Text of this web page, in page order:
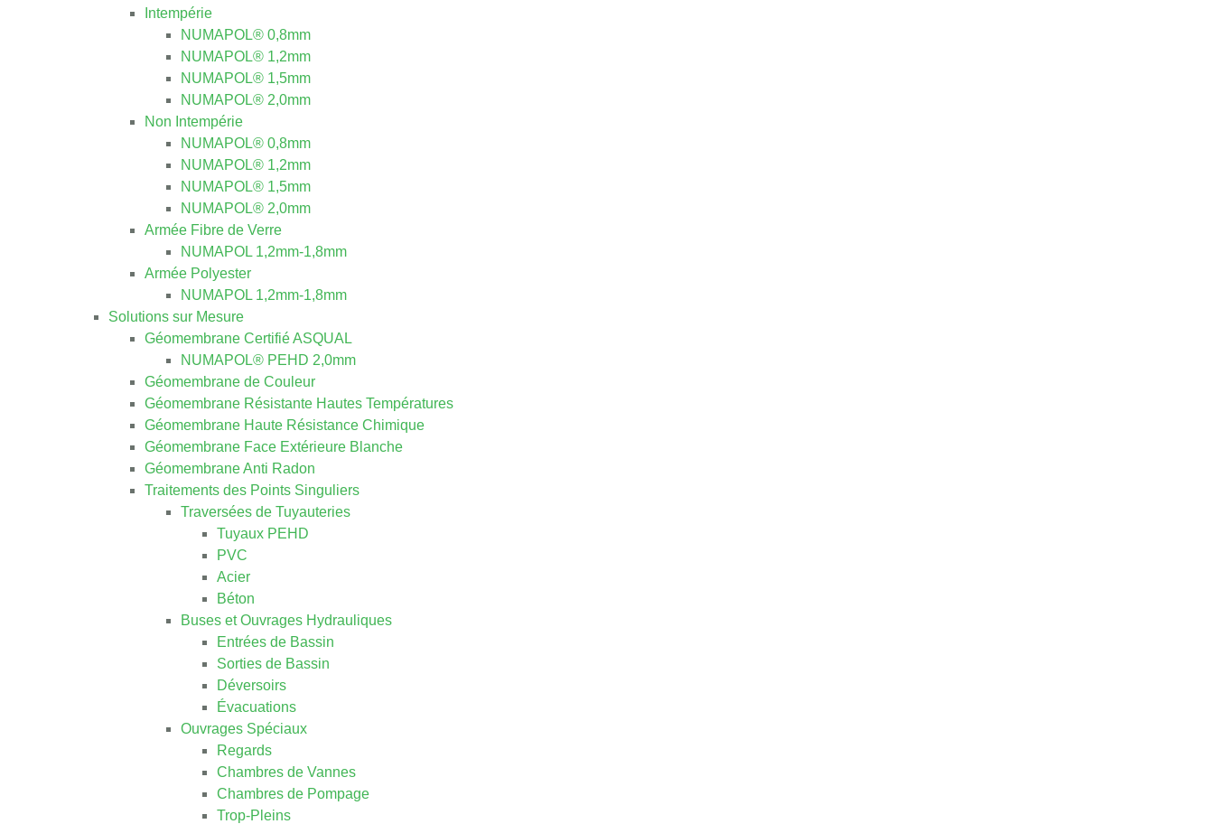
Intempérie
NUMAPOL® 0,8mm
NUMAPOL® 1,2mm
NUMAPOL® 1,5mm
NUMAPOL® 2,0mm
Non Intempérie
NUMAPOL® 0,8mm
NUMAPOL® 1,2mm
NUMAPOL® 1,5mm
NUMAPOL® 2,0mm
Armée Fibre de Verre
NUMAPOL 1,2mm-1,8mm
Armée Polyester
NUMAPOL 1,2mm-1,8mm
Solutions sur Mesure
Géomembrane Certifié ASQUAL
NUMAPOL® PEHD 2,0mm
Géomembrane de Couleur
Géomembrane Résistante Hautes Températures
Géomembrane Haute Résistance Chimique
Géomembrane Face Extérieure Blanche
Géomembrane Anti Radon
Traitements des Points Singuliers
Traversées de Tuyauteries
Tuyaux PEHD
PVC
Acier
Béton
Buses et Ouvrages Hydrauliques
Entrées de Bassin
Sorties de Bassin
Déversoirs
Évacuations
Ouvrages Spéciaux
Regards
Chambres de Vannes
Chambres de Pompage
Trop-Pleins